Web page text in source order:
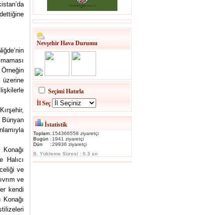
üzerine
Bünyan
Halıcı
ve
ve
kendi
Nevşehir Hava Durumu
Seçimi Hatırla
İl Seç
İstatistik
Toplam: 154366558 ziyaretçi
Bugün : 1941 ziyaretçi
Dün
:29936 ziyaretçi
S. Yükleme Süresi : 0.3 sn